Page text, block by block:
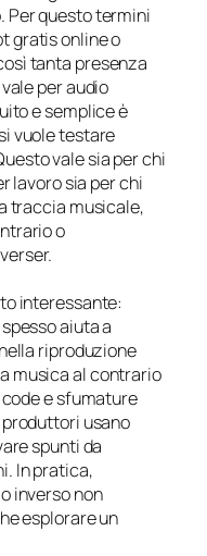
Per questo termini
gratis online o
tanta presenza
per audio
e semplice è
vuole testare
vale sia per chi
lavoro sia per chi
traccia musicale,
o
interessante:
aiuta a
riproduzione
musica al contrario
e sfumature
usano
spunti da
In pratica,
inverso non
esplorare un